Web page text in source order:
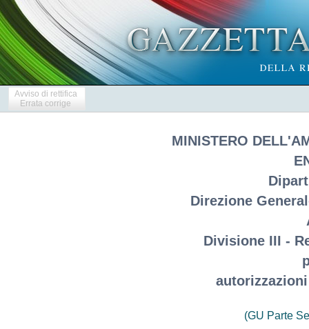
Avviso di rettifica
Errata corrige
MINISTERO
Direzione
Divisione III -
(GU Parte